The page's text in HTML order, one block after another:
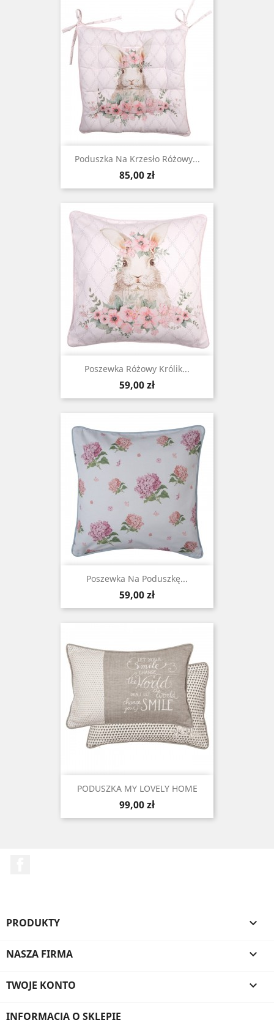
Poduszka Na Krzesło Różowy...
Cena
85,00 zł
Poszewka Różowy Królik...
Cena
59,00 zł
Poszewka Na Poduszkę...
Cena
59,00 zł
PODUSZKA MY LOVELY HOME
Cena
99,00 zł
PRODUKTY 
NASZA FIRMA 
TWOJE KONTO 
INFORMACJA O SKLEPIE